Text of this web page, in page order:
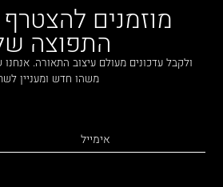
מוזמנים
התפוצה
ולקבל עדכונים מעולם עיצוב התאורה.
משהו חדש ומעניין